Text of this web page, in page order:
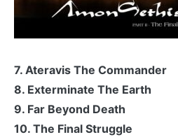
7. Ateravis The Commander
8. Exterminate The Earth
9. Far Beyond Death
10. The Final Struggle